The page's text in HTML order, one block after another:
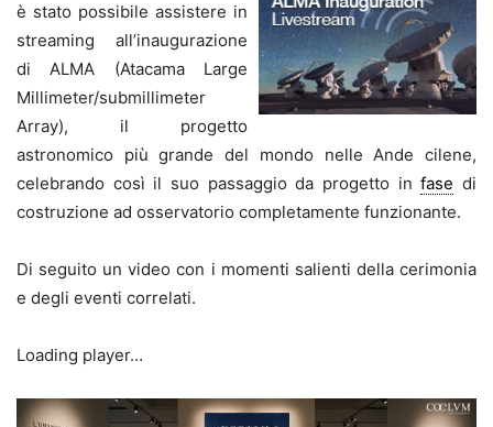
è stato possibile assistere in
streaming all’inaugurazione
di ALMA (Atacama Large
Millimeter/submillimeter
Array), il progetto
astronomico più grande del mondo nelle Ande cilene,
celebrando così il suo passaggio da progetto infase di
costruzione ad osservatorio completamente funzionante.
Di seguito un video con i momenti salienti della cerimonia
e degli eventi correlati.
Loading player…